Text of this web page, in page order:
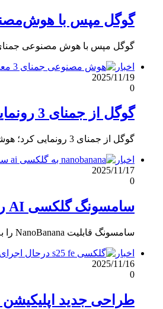
گوگل مپس با
گوگل مپس با هوش مصنوعی جمنای
اخبار
2025/11/19
0
گوگل از جمنای 3 رونمایی کرد؛ هوشمندترین مدل هوش‌مصنوعی جهان
گوگل از جمنای 3 رونمایی کرد؛ هوشمندترین مدل هوش مصنوعی با توانایی استدلال عمیق و رابط کاربری مولد.
اخبار
2025/11/17
0
سامسونگ گلکسی AI را با ابزار NanoBanana گوگل ارتقاء داد
سامسونگ قابلیت NanoBanana را به گلکسی AI اضافه کرد؛ سلفی‌ها و تصاویر روزانه با هوش مصنوعی بازطراحی می‌شوند.
اخبار
2025/11/16
0
طراحی جدید